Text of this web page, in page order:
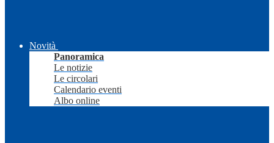
Novità
Panoramica
Le notizie
Le circolari
Calendario eventi
Albo online